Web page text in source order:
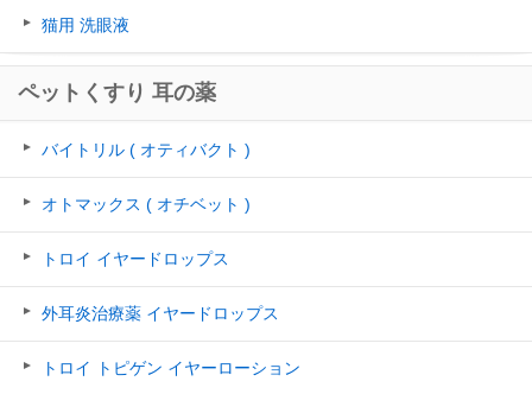
猫用 洗眼液
ペットくすり 耳の薬
バイトリル ( オティバクト )
オトマックス ( オチベット )
トロイ イヤードロップス
外耳炎治療薬 イヤードロップス
トロイ トピゲン イヤーローション